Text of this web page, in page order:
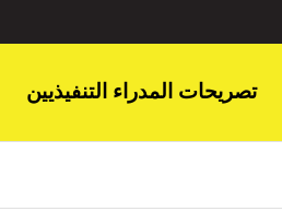
تصريحات المدراء التنفيذيين